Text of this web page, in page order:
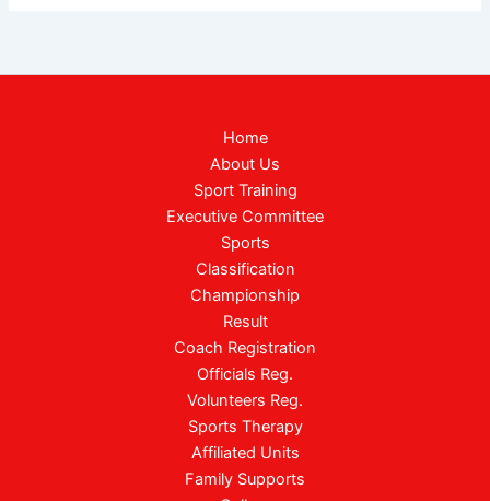
Home
About Us
Sport Training
Executive Committee
Sports
Classification
Championship
Result
Coach Registration
Officials Reg.
Volunteers Reg.
Sports Therapy
Affiliated Units
Family Supports